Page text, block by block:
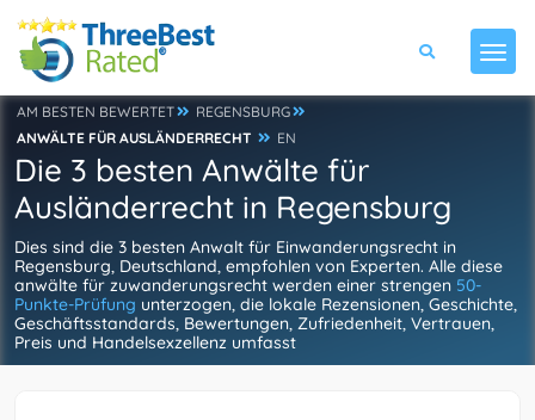
AM BESTEN BEWERTET
REGENSBURG
ANWÄLTE FÜR AUSLÄNDERRECHT
EN
Die 3 besten Anwälte für
Ausländerrecht in Regensburg
Dies sind die 3 besten Anwalt für Einwanderungsrecht in
Regensburg, Deutschland, empfohlen von Experten. Alle diese
anwälte für zuwanderungsrecht werden einer strengen 50-
Punkte-Prüfung unterzogen, die lokale Rezensionen, Geschichte,
Geschäftsstandards, Bewertungen, Zufriedenheit, Vertrauen,
Preis und Handelsexzellenz umfasst